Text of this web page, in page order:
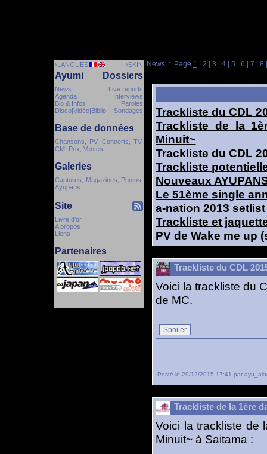
›LANGUES ›SKIN
Ayumi
News
Agenda
Bio & Infos
Disco|Vidéo|Biblio
Dossiers
Live reports
Interviews
Paroles
Sondages
Base de données
Chansons, PV, Concerts, TV,
CM, Prix, Ventes, ...
Galeries
Captures, Magazines, Photos,
Ayupans...
Site
Livre d'or
A propos
Liens
Partenaires
News : Page 1 2 3 4 5 6 7 8
Trackliste du CDL
Trackliste de la
Minuit~
Trackliste du CDL
Trackliste
Nouveaux
Le 51ème single
a-nation 2013
Trackliste et
PV de Wake me up
Trackliste du CDL
Voici la trackliste du
de MC.
Spoiler
Posté le 29/12/2015 17:41 par
Trackliste de la 1ère
Voici la trackliste de
Minuit~ à Saitama :